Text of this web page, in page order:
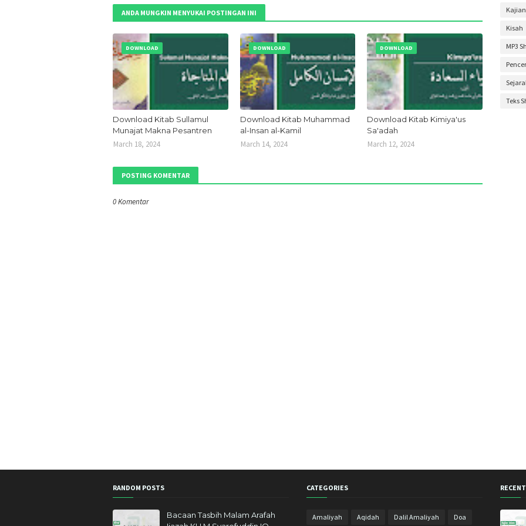
ANDA MUNGKIN MENYUKAI POSTINGAN INI
DOWNLOAD
Download Kitab Sullamul
Munajat Makna Pesantren
March 18, 2024
DOWNLOAD
Download Kitab Muhammad
al-Insan al-Kamil
March 14, 2024
DOWNLOAD
Download Kitab Kimiya'us
Sa'adah
March 12, 2024
POSTING KOMENTAR
0 Komentar
Kajian
Kisah
MP3
Teks
RANDOM POSTS
Bacaan Tasbih Malam Arafah
CATEGORIES
Amaliyah Aqidah Dalil Amaliyah Doa